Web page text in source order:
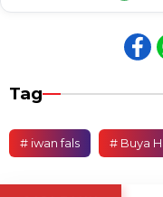
Tag
# iwan fals # Buya